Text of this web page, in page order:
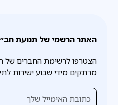
האתר הרשמי של תנועת
הצטרפו לרשימת החברים של
מרתקים מידי שבוע ישירות